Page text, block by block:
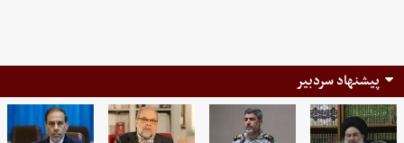
پیشنهاد سردبیر